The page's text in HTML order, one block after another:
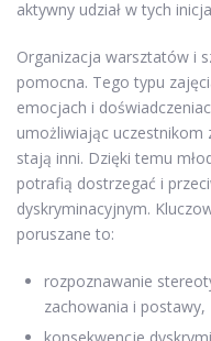
aktywny udział w tych
Organizacja warsztatów i
pomocna. Tego typu
emocjach i
umożliwiając
stają inni. Dzięki temu
potrafią dostrzegać i
dyskryminacyjnym.
poruszane to:
rozpoznawanie
zachowania i postawy,
konsekwencje